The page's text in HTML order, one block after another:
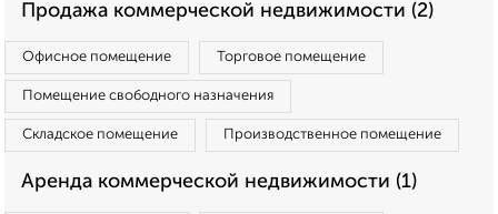
Продажа коммерческой недвижимости (2)
Офисное помещение Торговое помещение
Помещение свободного назначения
Складское помещение Производственное помещение
Аренда коммерческой недвижимости (1)